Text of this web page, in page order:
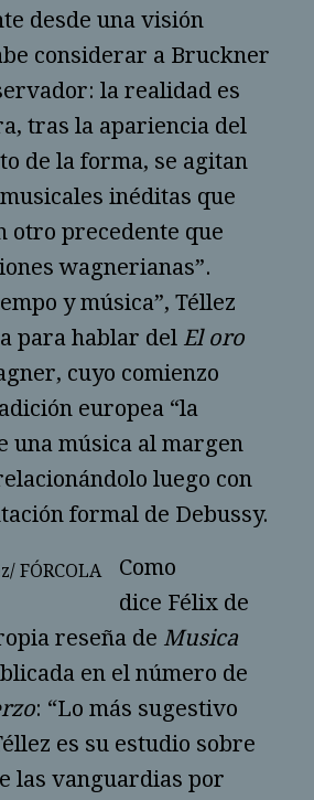
desde una visión
considerar a Bruckner
la realidad es
tras la apariencia del
de la forma, se agitan
inéditas que
otro precedente que
wagnerianas”.
y música”, Téllez
para hablar del El oro
cuyo comienzo
europea “la
una música al margen
luego con
formal de Debussy.
Como
dice Félix de
reseña de Musica
en el número de
: “Lo más sugestivo
es su estudio sobre
las vanguardias por